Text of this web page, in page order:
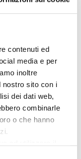
contenuti ed
media e per
inoltre
nostro sito con i
dei dati web,
combinarle
o che hanno
Industriale,